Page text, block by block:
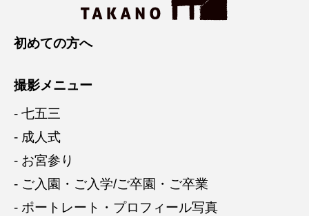
初めての方へ
撮影メニュー
- 七五三
- 成人式
- お宮参り
- ご入園・ご入学/ご卒園・ご卒業
- ポートレート・プロフィール写真